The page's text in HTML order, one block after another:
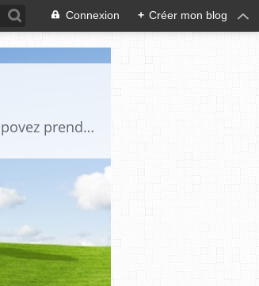
Connexion + Créer mon blog
des tutos de bricoles et autres des photos anciennes chaque fois qu il y a un article et que vous povez prendre